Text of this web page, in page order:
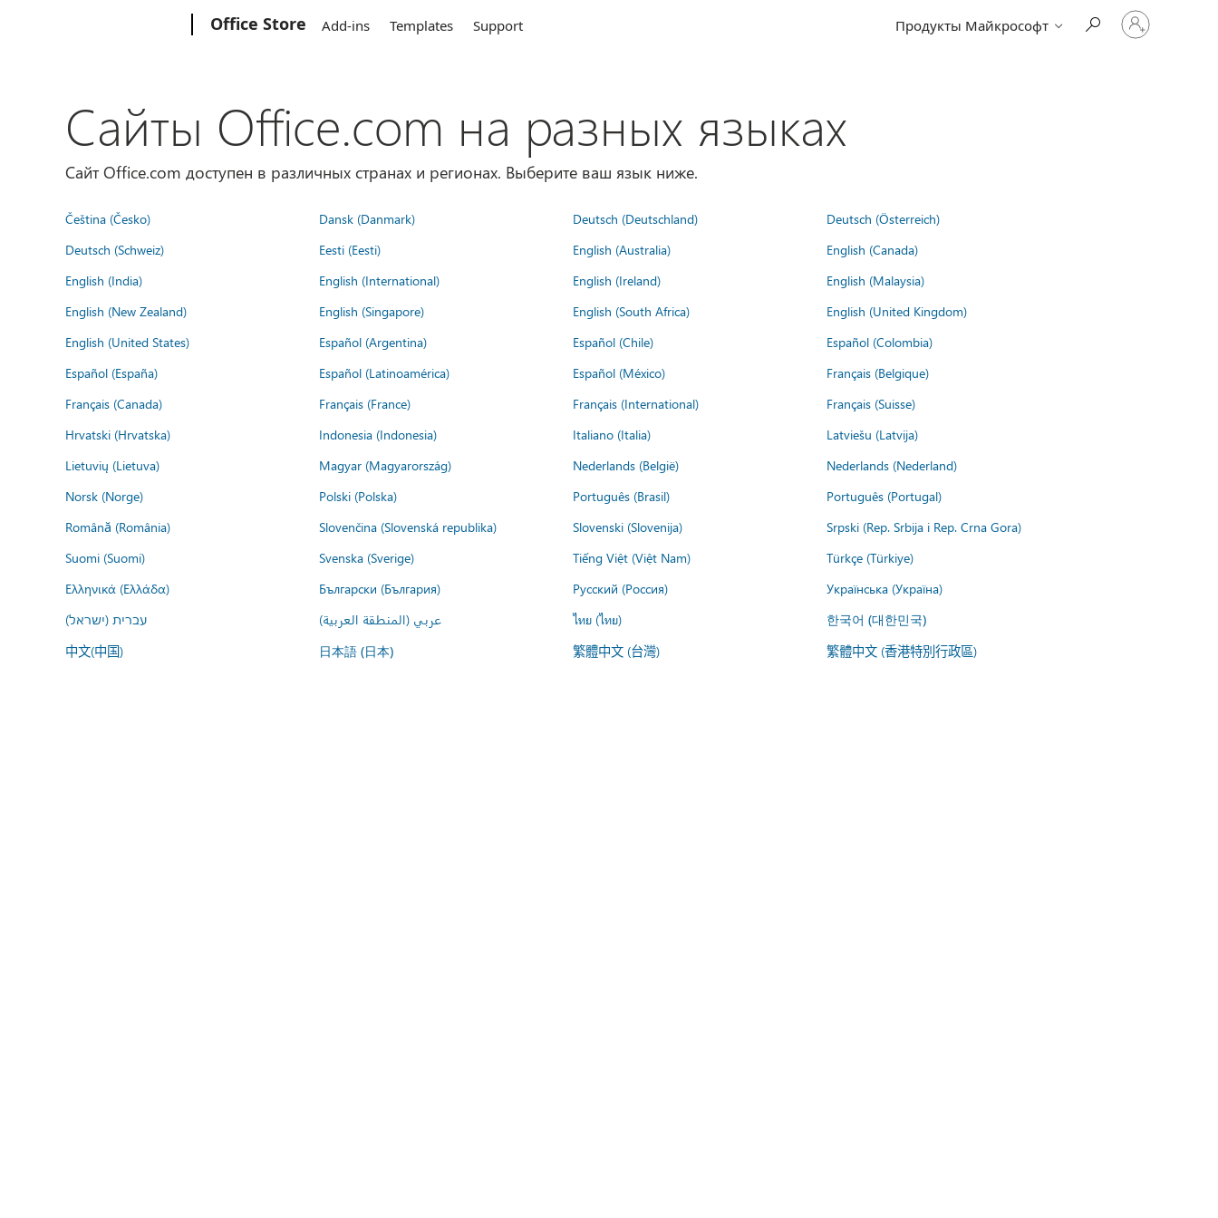
Office Store Add-ins Templates Support Продукты Майкрософт
Войдите
учетную
Сайты Office.com на разных языках
Сайт Office.com доступен в различных странах и регионах. Выберите ваш язык ниже.
Čeština (Česko) Dansk (Danmark) Deutsch (Deutschland)
Deutsch (Österreich)
Deutsch (Schweiz)
Eesti (Eesti) English (Australia)
English (Canada)
English (India)
English (International) English (Ireland)
English (Malaysia)
English (New Zealand)
English (Singapore) English (South Africa)
English (United Kingdom)
English (United States)
Español (Argentina) Español (Chile)
Español (Colombia)
Español (España)
Español (Latinoamérica) Español (México)
Français (Belgique)
Français (Canada)
Français (France) Français (International)
Français (Suisse)
Hrvatski (Hrvatska)
Indonesia (Indonesia) Italiano (Italia)
Latviešu (Latvija)
Lietuvių (Lietuva)
Magyar (Magyarország) Nederlands (België)
Nederlands (Nederland)
Norsk (Norge)
Polski (Polska) Português (Brasil)
Português (Portugal)
Română (România)
Slovenčina (Slovenská republika) Slovenski (Slovenija)
Srpski (Rep. Srbija i Rep. Crna Gora)
Suomi (Suomi)
Svenska (Sverige) Tiếng Việt (Việt Nam)
Türkçe (Türkiye)
Ελληνικά (Ελλάδα)
Български (България) Русский (Россия)
Українська (Україна)
עברית (ישראל)
عربي (المنطقة العربية) ไทย (ไทย) 한국어 (대한민국)
中文(中国) 日本語 (日本) 繁體中文 (台灣) 繁體中文 (香港特別行政區)